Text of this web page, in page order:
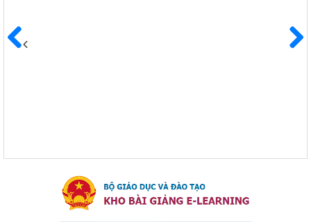
Kế hoạch Triển khai công tác tuyên truyền, đảm bảo trật tự,
an toàn giao thông năm 2024 tại các cơ sở giáo dục trên địa
của Thủ tướng Chính phủ về tăng cường phòng ngừa, đấu
tranh tội phạm, vi phạm pháp luật liên quan đến hoạt động
tổ chức đánh bạc và đánh bạc
Kế hoạch thực hiện Chỉ thị số 16/CT-TTg ngày 27/05/2023 của